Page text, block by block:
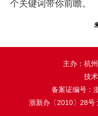
个关键词带你前瞻。
主办：杭
技
备案证编号：
浙新办〔2010〕28号